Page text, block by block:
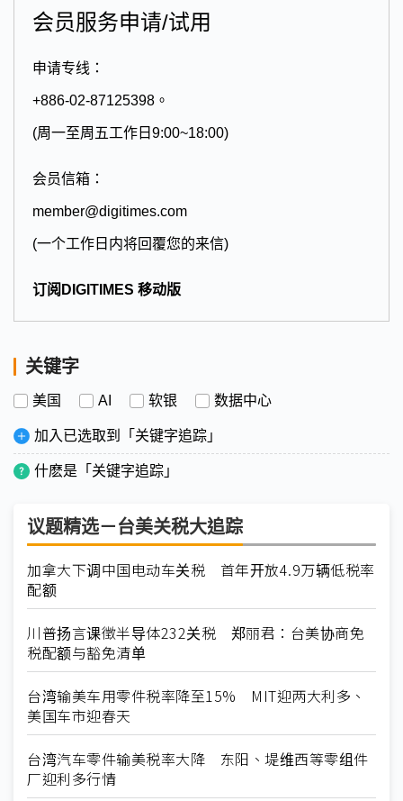
会员服务申请/试用
申请专线：
+886-02-87125398。
(周一至周五工作日9:00~18:00)
会员信箱：
member@digitimes.com
(一个工作日内将回覆您的来信)
订阅DIGITIMES 移动版
关键字
美国 AI 软银 数据中心
加入已选取到「关键字追踪」
什麽是「关键字追踪」
议题精选－台美关税大追踪
加拿大下调中国电动车关税 首年开放4.9万辆低税率
配额
川普扬言课徵半导体232关税 郑丽君：台美协商免
税配额与豁免清单
台湾输美车用零件税率降至15% MIT迎两大利多、
美国车市迎春天
台湾汽车零件输美税率大降 东阳、堤维西等零组件
厂迎利多行情